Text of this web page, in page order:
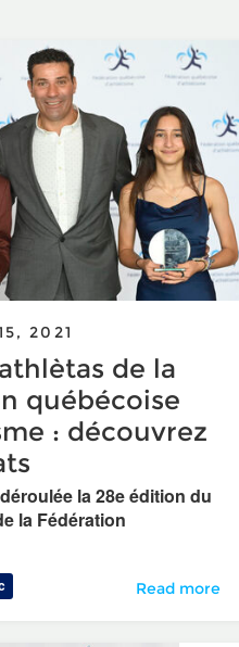
2021
de la
québécoise
: découvrez
la 28e édition du
la Fédération
28e gala
Read more